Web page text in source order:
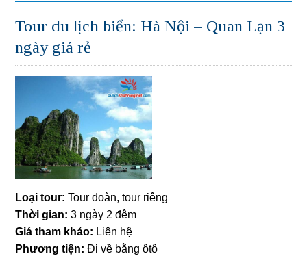
Tour du lịch biển: Hà Nội – Quan Lạn 3
ngày giá rẻ
Loại tour: Tour đoàn, tour riêng
Thời gian: 3 ngày 2 đêm
Giá tham khảo: Liên hệ
Phương tiện: Đi về bằng ôtô